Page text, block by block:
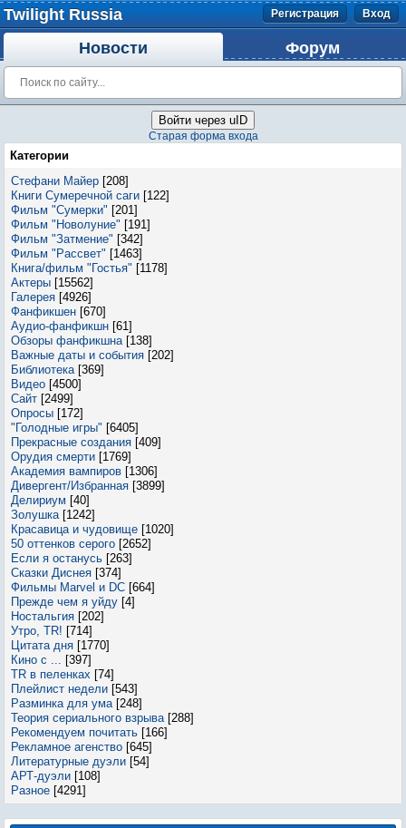
Twilight Russia Регистрация Вход
Новости Форум
Войти через uID
Старая форма входа
Категории
Стефани Майер [208]
Книги Сумеречной саги [122]
Фильм "Сумерки" [201]
Фильм "Новолуние" [191]
Фильм "Затмение" [342]
Фильм "Рассвет" [1463]
Книга/фильм "Гостья" [1178]
Актеры [15562]
Галерея [4926]
Фанфикшен [670]
Аудио-фанфикшн [61]
Обзоры фанфикшна [138]
Важные даты и события [202]
Библиотека [369]
Видео [4500]
Сайт [2499]
Опросы [172]
"Голодные игры" [6405]
Прекрасные создания [409]
Орудия смерти [1769]
Академия вампиров [1306]
Дивергент/Избранная [3899]
Делириум [40]
Золушка [1242]
Красавица и чудовище [1020]
50 оттенков серого [2652]
Если я останусь [263]
Сказки Диснея [374]
Фильмы Marvel и DC [664]
Прежде чем я уйду [4]
Ностальгия [202]
Утро, TR! [714]
Цитата дня [1770]
Кино с ... [397]
TR в пеленках [74]
Плейлист недели [543]
Разминка для ума [248]
Теория сериального взрыва [288]
Рекомендуем почитать [166]
Рекламное агенство [645]
Литературные дуэли [54]
АРТ-дуэли [108]
Разное [4291]